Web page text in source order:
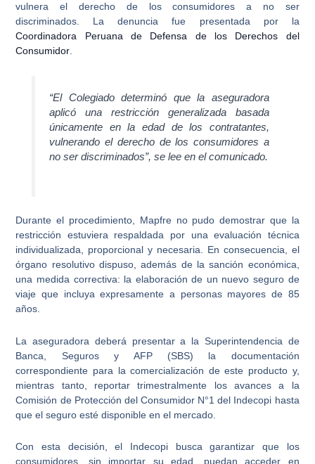
vulnera el derecho de los consumidores a no ser
discriminados. La denuncia fue presentada por la
Coordinadora Peruana de Defensa de los Derechos del
Consumidor.
“El Colegiado determinó que la aseguradora
aplicó una restricción generalizada basada
únicamente en la edad de los contratantes,
vulnerando el derecho de los consumidores a
no ser discriminados”, se lee en el comunicado.
Durante el procedimiento, Mapfre no pudo demostrar que la
restricción estuviera respaldada por una evaluación técnica
individualizada , proporcional y necesaria. En consecuencia, el
órgano resolutivo dispuso, además de la sanción económica,
una medida correctiva: la elaboración de un nuevo seguro de
viaje que incluya expresamente a personas mayores de 85
años.
La aseguradora deberá presentar a la Superintendencia de
Banca, Seguros y AFP (SBS) la documentación
correspondiente para la comercialización de este producto y,
mientras tanto, reportar trimestralmente los avances a la
Comisión de Protección del Consumidor N°1 del Indecopi hasta
que el seguro esté disponible en el mercado.
Con esta decisión, el Indecopi busca garantizar que los
consumidores, sin importar su edad, puedan acceder en